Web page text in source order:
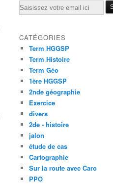
Email
CATÉGORIES
Term HGGSP
Term Histoire
Term Géo
1ère HGGSP
2nde géographie
Exercice
divers
2de - histoire
jalon
étude de cas
Cartographie
Sur la route avec Caro
PPO